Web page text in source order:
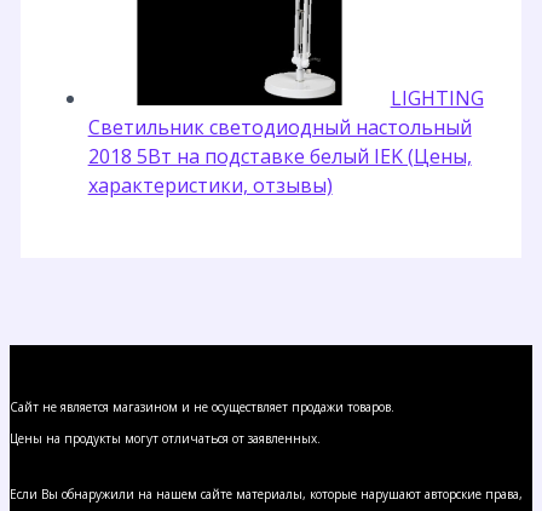
LIGHTING
Светильник светодиодный настольный
2018 5Вт на подставке белый IEK (Цены,
характеристики, отзывы)
Сайт не является магазином и не осуществляет продажи товаров.
Цены на продукты могут отличаться от заявленных.
Если Вы обнаружили на нашем сайте материалы, которые нарушают авторские права,